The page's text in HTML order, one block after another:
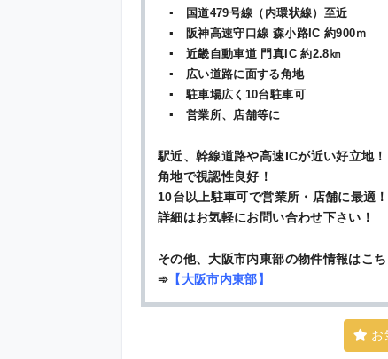
▪ 国道479号線（内環状線）至近
▪ 阪神高速守口線 森小路IC 約900ｍ
▪ 近畿自動車道 門真IC 約2.8㎞
▪ 広い道路に面する角地
▪ 駐車場広く10台駐車可
▪ 営業所、店舗等に
駅近、幹線道路や高速ICが近い好立地！
角地で視認性良好！
10台以上駐車可で営業所・店舗に最適！
詳細はお気軽にお問い合わせ下さい！
その他、大阪市内東部の物件情報はこち
➾ 【 大阪市内東部】
お